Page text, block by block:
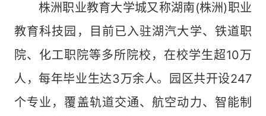
株洲职业教育大学城又称湖南(株洲)职业
教育科技园，目前已入驻湖汽大学、铁道职
院、化工职院等多所院校，在校学生超10万
人，每年毕业生达3万余人。园区共开设247
个专业，覆盖轨道交通、航空动力、智能制